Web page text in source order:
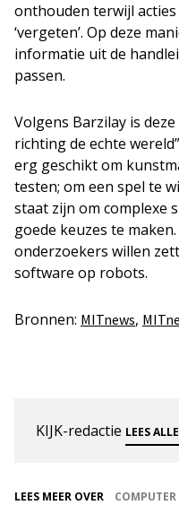
onthouden terwijl
‘vergeten’. Op deze
informatie uit de
passen.
Volgens Barzilay is
richting de echte
erg geschikt om
testen; om een spel te
staat zijn om complexe
goede keuzes te
onderzoekers willen
software op robots.
Bronnen: MITnews,
KIJK-redactie LEES
LEES MEER OVER COMPUTER